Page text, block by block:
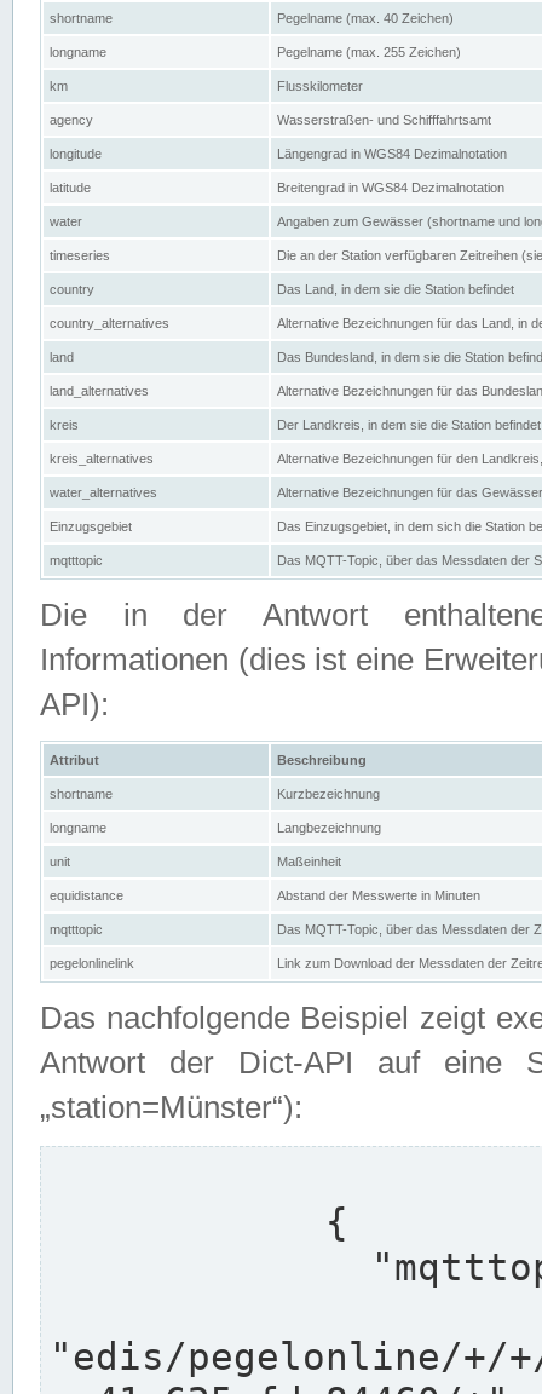
shortname Pegelname (max. 40 Zeichen)
longname Pegelname (max. 255 Zeichen)
km Flusskilometer
agency Wasserstraßen- und Schifffahrtsamt
longitude Längengrad in WGS84 Dezimalnotation
latitude Breitengrad in WGS84 Dezimalnotation
water Angaben zum Gewässer (shortname und
timeseries Die an der Station verfügbaren Zeitreihen
country Das Land, in dem sie die Station befindet
country_alternatives Alternative Bezeichnungen für das Land, in
land Das Bundesland, in dem sie die Station
land_alternatives Alternative Bezeichnungen für das
kreis Der Landkreis, in dem sie die Station befindet
kreis_alternatives Alternative Bezeichnungen für den
water_alternatives Alternative Bezeichnungen für das
Einzugsgebiet Das Einzugsgebiet, in dem sich die Station
mqtttopic Das MQTT-Topic, über das Messdaten der
Die in der Antwort
Informationen (dies ist eine
API):
Attribut Beschreibung
shortname Kurzbezeichnung
longname Langbezeichnung
unit Maßeinheit
equidistance Abstand der Messwerte in Minuten
mqtttopic Das MQTT-Topic, über das Messdaten der
pegelonlinelink Link zum Download der Messdaten der
Das nachfolgende Beispiel zeigt
Antwort der Dict-API auf eine
„station=Münster“):
"edis/pegelonline/+/